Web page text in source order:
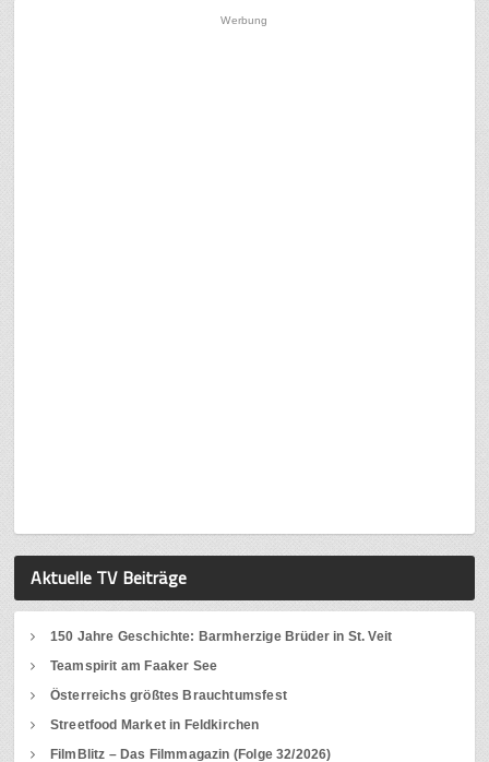
Werbung
Aktuelle TV Beiträge
150 Jahre Geschichte: Barmherzige Brüder in St. Veit
Teamspirit am Faaker See
Österreichs größtes Brauchtumsfest
Streetfood Market in Feldkirchen
FilmBlitz – Das Filmmagazin (Folge 32/2026)